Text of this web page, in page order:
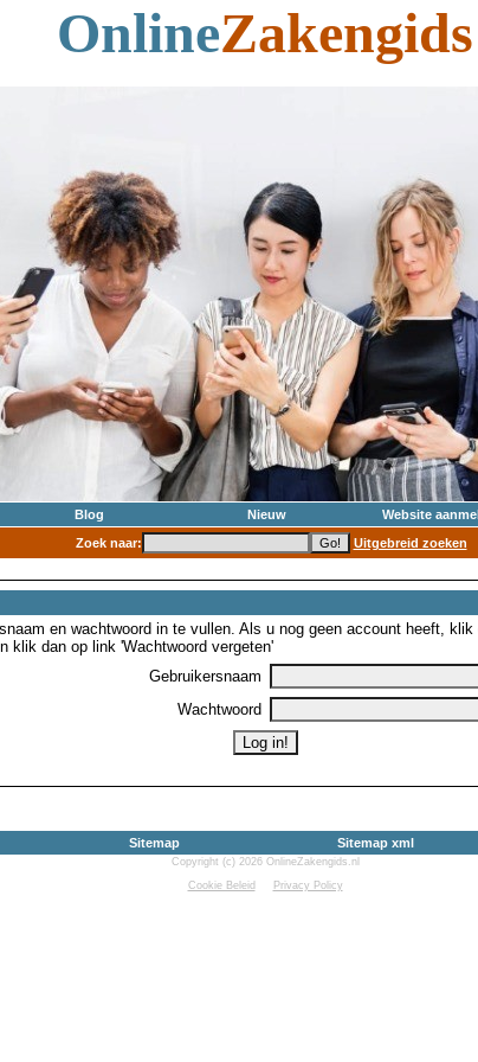
OnlineZakengids
Blog Nieuw Website
Zoek naar:
Uitgebreid zoeken
en wachtwoord in te vullen. Als u nog geen account heeft,
klik dan op link 'Wachtwoord vergeten'
Gebruikersnaam
Wachtwoord
Sitemap Sitemap xml
Copyright (c) 2026 OnlineZakengids.nl
Cookie Beleid
Privacy Policy